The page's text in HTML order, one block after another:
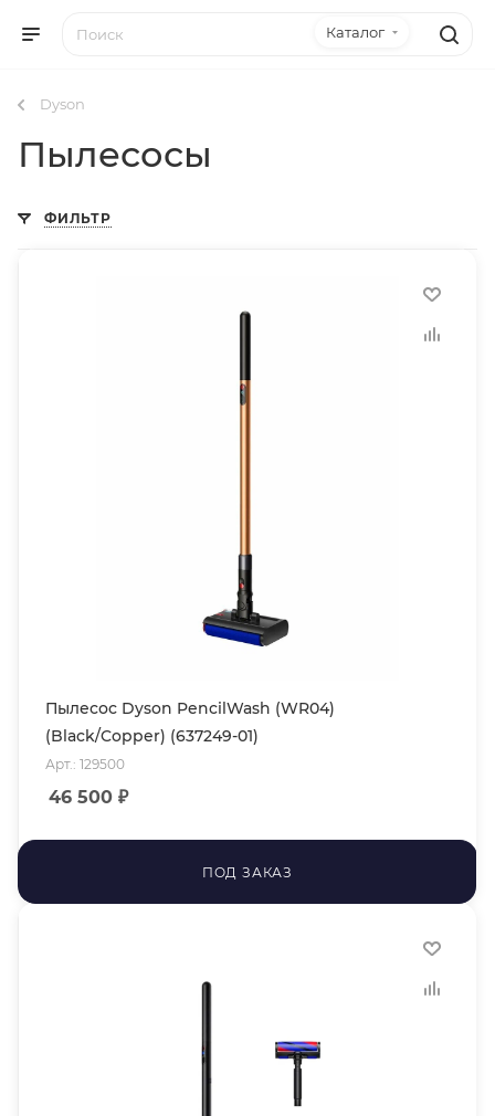
Каталог
Dyson
Пылесосы
ФИЛЬТР
Пылесос Dyson PencilWash (WR04)
(Black/Copper) (637249-01)
Арт.: 129500
46 500 ₽
ПОД ЗАКАЗ